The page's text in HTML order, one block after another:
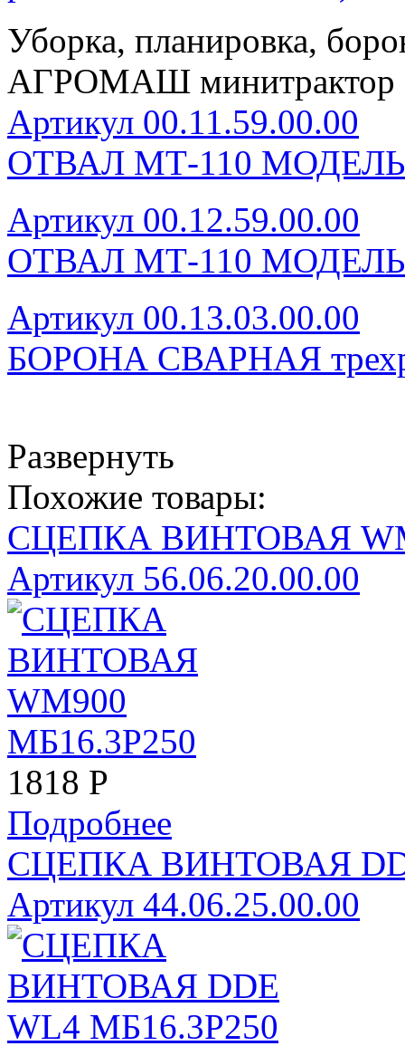
Уборка, планировка,
АГРОМАШ
Артикул 00.11.59.00.00
ОТВАЛ МТ-110
Артикул 00.12.59.00.00
ОТВАЛ МТ-110
Артикул 00.13.03.00.00
БОРОНА СВАРНАЯ
Развернуть
Похожие товары:
СЦЕПКА ВИНТОВАЯ
Артикул 56.06.20.00.00
1818 Р
Подробнее
СЦЕПКА ВИНТОВАЯ
Артикул 44.06.25.00.00